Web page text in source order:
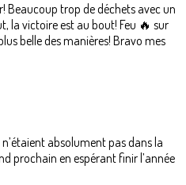
Beaucoup trop de déchets avec un
la victoire est au bout! Feu 🔥 sur
belle des manières! Bravo mes
absolument pas dans la
prochain en espérant finir l’année